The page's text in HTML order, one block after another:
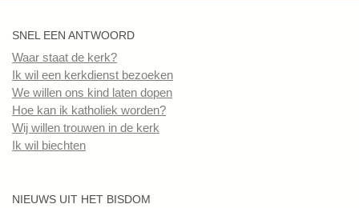
SNEL EEN ANTWOORD
Waar staat de kerk?
Ik wil een kerkdienst bezoeken
We willen ons kind laten dopen
Hoe kan ik katholiek worden?
Wij willen trouwen in de kerk
Ik wil biechten
NIEUWS UIT HET BISDOM